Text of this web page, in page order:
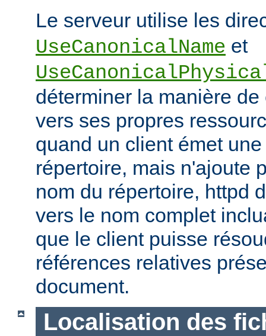
Le serveur utilise les
UseCanonicalName et
déterminer la manière
vers ses propres
quand un client émet
répertoire, mais n'ajoute
nom du répertoire, httpd
vers le nom complet
que le client puisse
références relatives
document.
Localisation des